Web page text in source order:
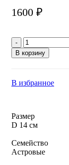
1600 ₽
Количество
товара
Сенецио
Монт
см
В корзину
В избранное
Размер
D 14 см
Семейство
Астровые